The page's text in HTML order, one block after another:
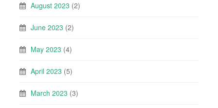
August 2023 (2)
June 2023 (2)
May 2023 (4)
April 2023 (5)
March 2023 (3)